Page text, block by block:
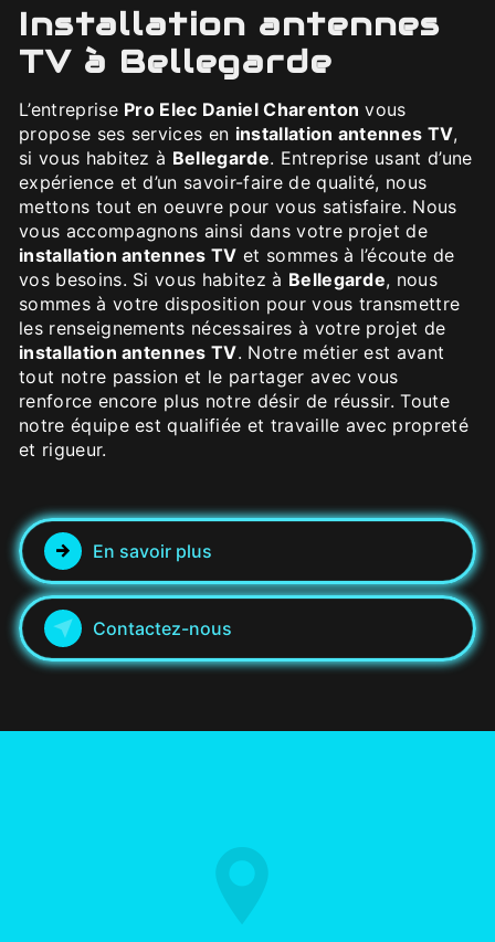
installation antennes
TV à Bellegarde
L’entreprise Pro Elec Daniel Charenton vous
propose ses services en installation antennes TV,
si vous habitez à Bellegarde. Entreprise usant d’une
expérience et d’un savoir-faire de qualité, nous
mettons tout en oeuvre pour vous satisfaire. Nous
vous accompagnons ainsi dans votre projet de
installation antennes TV et sommes à l’écoute de
vos besoins. Si vous habitez à Bellegarde, nous
sommes à votre disposition pour vous transmettre
les renseignements nécessaires à votre projet de
installation antennes TV. Notre métier est avant
tout notre passion et le partager avec vous
renforce encore plus notre désir de réussir. Toute
notre équipe est qualifiée et travaille avec propreté
et rigueur.
En savoir plus
Contactez-nous